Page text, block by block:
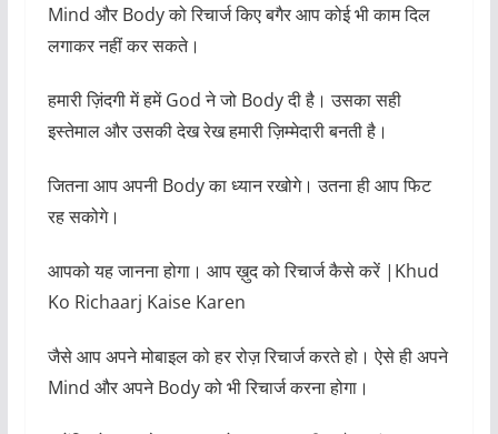
Mind और Body को रिचार्ज किए बगैर आप कोई भी काम दिल
लगाकर नहीं कर सकते।
हमारी ज़िंदगी में हमें God ने जो Body दी है। उसका सही
इस्तेमाल और उसकी देख रेख हमारी ज़िम्मेदारी बनती है।
जितना आप अपनी Body का ध्यान रखोगे। उतना ही आप फिट
रह सकोगे।
आपको यह जानना होगा। आप ख़ुद को रिचार्ज कैसे करें |Khud
Ko Richaarj Kaise Karen
जैसे आप अपने मोबाइल को हर रोज़ रिचार्ज करते हो। ऐसे ही अपने
Mind और अपने Body को भी रिचार्ज करना होगा।